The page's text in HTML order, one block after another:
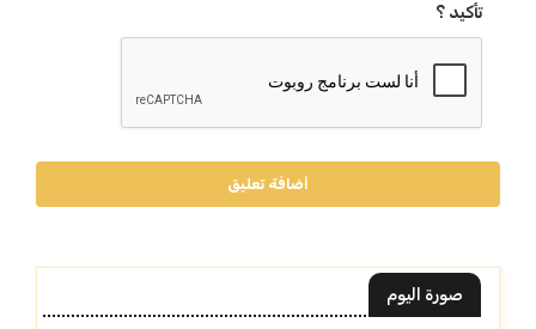
تأكيد ؟
أضافة تعليق
صورة اليوم